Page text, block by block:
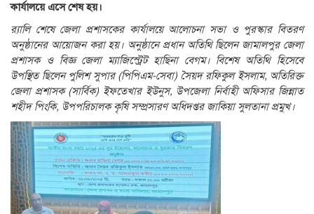
কার্যালয়ে এসে শেষ হয়।
র‍্যালি শেষে জেলা প্রশাসকের কার্যালয়ে আলোচনা সভা ও পুরস্কার বিতরণ
অনুষ্ঠানের আয়োজন করা হয়। অনুষ্ঠানে প্রধান অতিথি ছিলেন জামালপুর জেলা
প্রশাসক ও বিজ্ঞ জেলা ম্যাজিস্ট্রেট হাছিনা বেগম। বিশেষ অতিথি হিসেবে
উপস্থিত ছিলেন পুলিশ সুপার (পিপিএম-সেবা) সৈয়দ রফিকুল ইসলাম, অতিরিক্ত
জেলা প্রশাসক (সার্বিক) ইফতেখার ইউনুস, উপজেলা নির্বাহী অফিসার জিন্নাত
শহীদ পিংকি, উপপরিচালক কৃষি সম্প্রসারণ অধিদপ্তর জাকিয়া সুলতানা প্রমুখ।